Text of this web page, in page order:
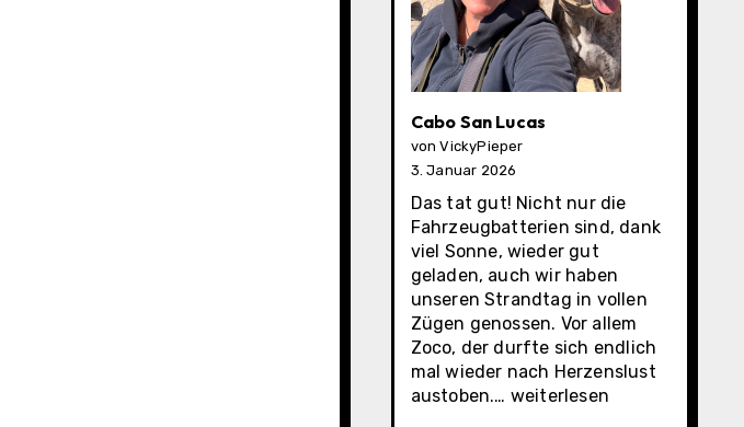
Cabo San Lucas
von VickyPieper
3. Januar 2026
Das tat gut! Nicht nur die
Fahrzeugbatterien sind, dank
viel Sonne, wieder gut
geladen, auch wir haben
unseren Strandtag in vollen
Zügen genossen. Vor allem
Zoco, der durfte sich endlich
mal wieder nach Herzenslust
austoben.… Cabo
weiterlesen